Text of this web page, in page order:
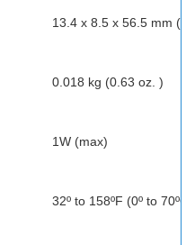
13.4 x 8.5 x 56.5 mm
0.018 kg (0.63 oz. )
1W (max)
32º to 158ºF (0º to 70ºC)